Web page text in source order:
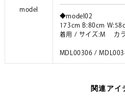
model
◆model02
173cm B:80cm
着用 / サイズ:M カラ
MDL00306 /
関連アイ